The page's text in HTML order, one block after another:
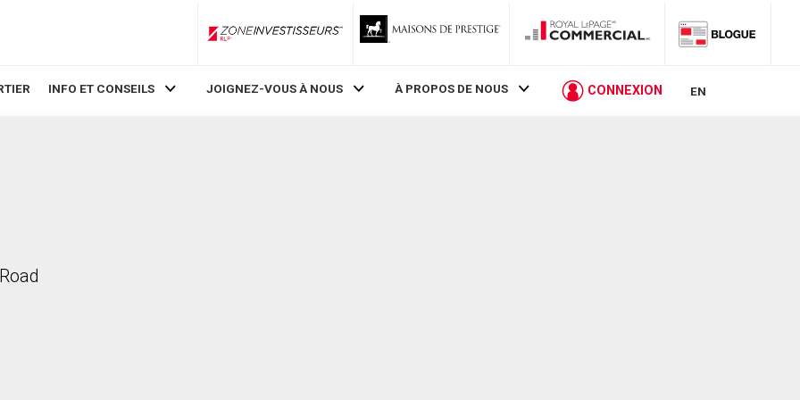
ZoneInvestisseurs RLP
INFO ET CONSEILS JOIGNEZ-VOUS À NOUS À PROPOS DE NOUS CONNEXION EN